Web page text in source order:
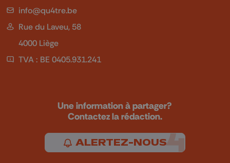
info@qu4tre.be
Rue du Laveu, 58
4000 Liège
TVA : BE 0405.931.241
Une information à partager?
Contactez la rédaction.
ALERTEZ-NOUS